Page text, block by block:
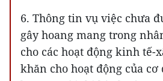
6. Thông tin vụ việc chưa
gây hoang mang trong
cho các hoạt động kinh tế-
khăn cho hoạt động của